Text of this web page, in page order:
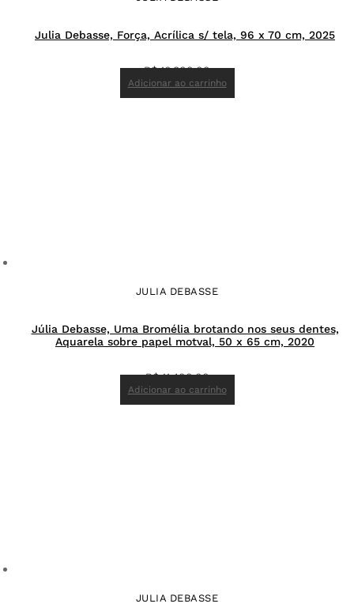
Julia Debasse, Força, Acrílica s/ tela, 96 x 70 cm, 2025
R$16.800,00
Adicionar ao carrinho
JULIA DEBASSE
Júlia Debasse, Uma Bromélia brotando nos seus dentes,
Aquarela sobre papel motval, 50 x 65 cm, 2020
R$11.400,00
Adicionar ao carrinho
JULIA DEBASSE